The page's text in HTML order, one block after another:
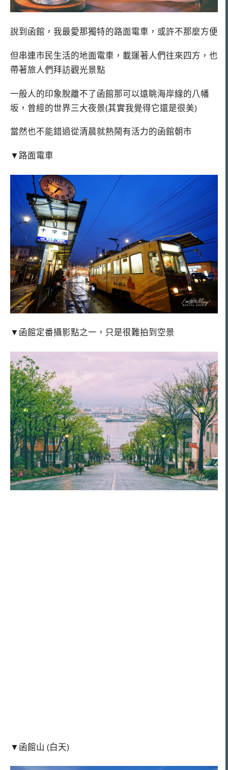
說到函館，我最愛那獨特的路面電車，或許不那麼方便
但串連市民生活的地面電車，載運著人們往來四方，也
帶著旅人們拜訪觀光景點
一般人的印象脫離不了函館那可以遠眺海岸線的八幡
坂，曾經的世界三大夜景(其實我覺得它還是很美)
當然也不能錯過從清晨就熱鬧有活力的函館朝市
▼路面電車
▼函館定番攝影點之一，只是很難拍到空景
▼函館山 (白天)